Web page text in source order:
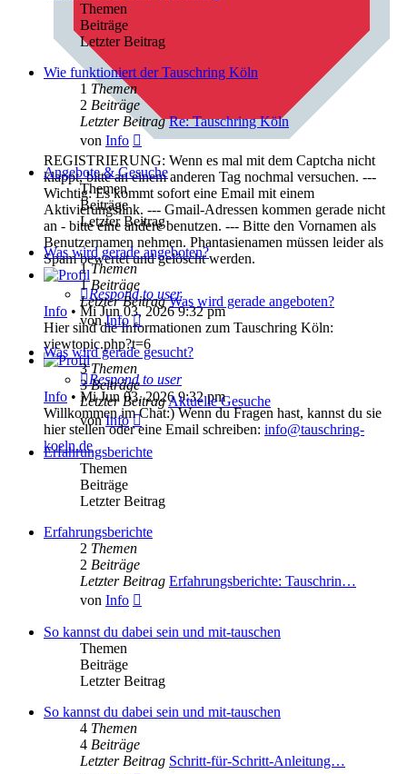
REGISTRIERUNG: Wenn es mal mit dem Captcha nicht
klappt, bitte an einem anderen Tag nochmal versuchen. ---
Wichtig: Es kommt sofort eine Email mit einem
Aktivierungslink. --- Gmail-Adressen kommen gerade nicht
an - bitte eine andere benutzen. --- Bitte den Vornamen als
Benutzernamen nehmen. Phantasienamen müssen leider als
Spam bewertet und gelöscht werden.
Respond to user
Info • Mi Jun 03, 2026 9:32 pm
Hier sind die Informationen zum Tauschring Köln:
viewtopic.php?t=6
Respond to user
Info • Mi Jun 03, 2026 9:32 pm
Willkommen im Chat:) Wenn du Fragen hast, kannst du sie
hier stellen oder eine Email schreiben: info@tauschring-
koeln.de
Themen
Beiträge
Letzter Beitrag
Wie funktioniert der Tauschring Köln
1 Themen
2 Beiträge
Letzter Beitrag Re: Tauschring Köln
von Info
Neuester
Beitrag
Angebote & Gesuche
Themen
Beiträge
Letzter Beitrag
Was wird gerade angeboten?
1Themen
1Beiträge
Letzter Beitrag Was wird gerade angeboten?
vonInfo
Neuester
Beitrag
Was wird gerade gesucht?
3Themen
3Beiträge
Letzter BeitragAktuelle Gesuche
vonInfo
Neuester
Beitrag
Erfahrungsberichte
Themen
Beiträge
Letzter Beitrag
Erfahrungsberichte
2 Themen
2 Beiträge
Letzter Beitrag Erfahrungsberichte: Tauschrin…
von Info
So kannst du dabei sein und mit-tauschen
Themen
Beiträge
Letzter Beitrag
So kannst du dabei sein und mit-tauschen
4 Themen
4 Beiträge
Letzter Beitrag Schritt-für-Schritt-Anleitung…